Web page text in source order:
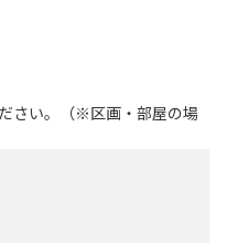
さい。（※区画・部屋の場